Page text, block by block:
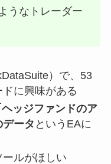
うなトレーダー
）で、53
に興味がある
ヘッジファンドのア
ータ というEAに
ルがほしい